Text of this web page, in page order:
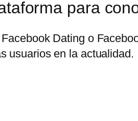
para
Dating o
usuarios en la actualidad.